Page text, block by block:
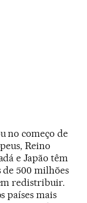
no começo de
Reino
e Japão têm
de 500 milhões
redistribuir.
países mais